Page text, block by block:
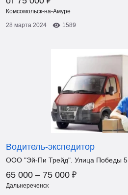
Комсомольск-на-Амуре
28 марта 2024
1589
Водитель-экспедитор
ООО "Эй-Пи Трейд". Улица Победы 5
65 000 – 75 000 ₽
Дальнереченск